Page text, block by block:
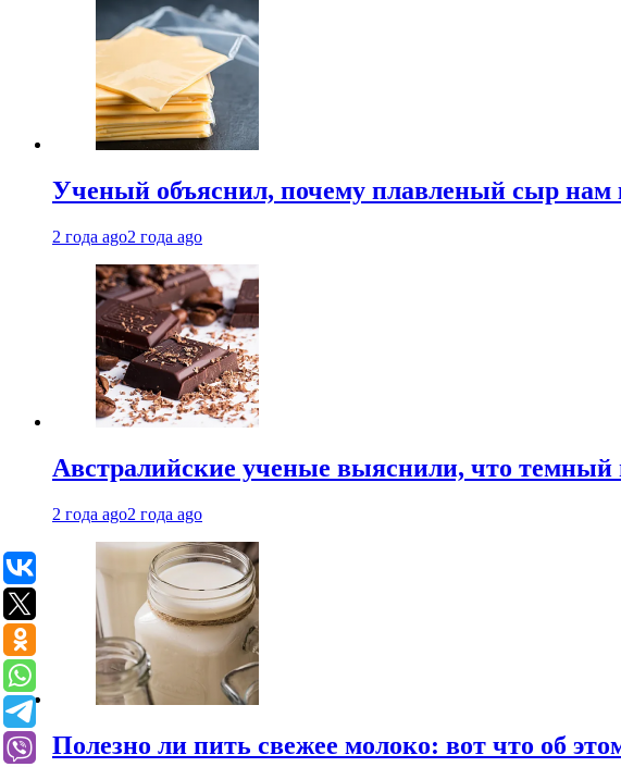
Ученый объяснил, почему плавленый сыр нам
2 года ago2 года ago
Австралийские ученые выяснили, что темный
2 года ago2 года ago
Полезно ли пить свежее молоко: вот что об